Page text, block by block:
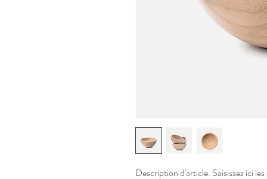
Description d'article. Saisissez ici